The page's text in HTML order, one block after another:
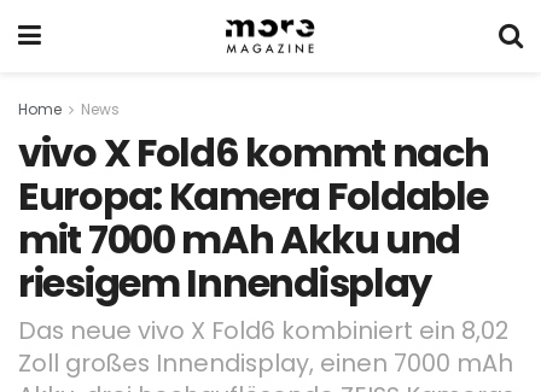
Home News
vivo X Fold6 kommt nach
Europa: Kamera Foldable
mit 7000 mAh Akku und
riesigem Innendisplay
Das neue vivo X Fold6 kombiniert ein 8,02
Zoll großes Innendisplay, einen 7000 mAh